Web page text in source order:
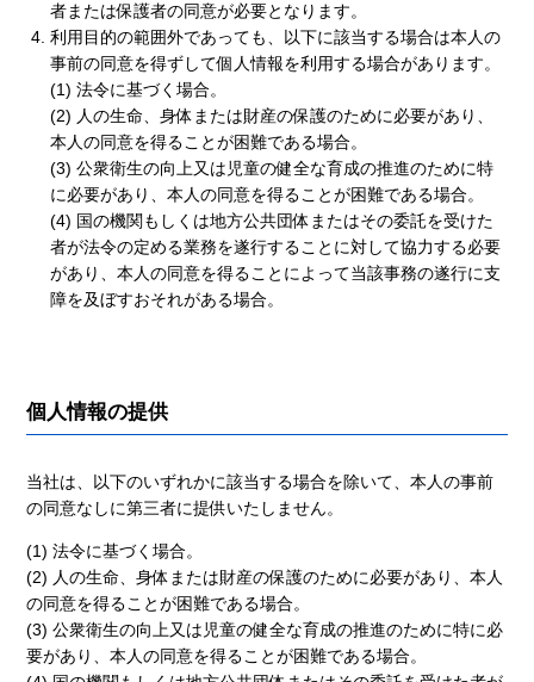
者または保護者の同意が必要となります。
利用目的の範囲外であっても、以下に該当する場合は本人の
事前の同意を得ずして個人情報を利用する場合があります。
(1) 法令に基づく場合。
(2) 人の生命、身体または財産の保護のために必要があり、
本人の同意を得ることが困難である場合。
(3) 公衆衛生の向上又は児童の健全な育成の推進のために特
に必要があり、本人の同意を得ることが困難である場合。
(4) 国の機関もしくは地方公共団体またはその委託を受けた
者が法令の定める業務を遂行することに対して協力する必要
があり、本人の同意を得ることによって当該事務の遂行に支
障を及ぼすおそれがある場合。
個人情報の提供
当社は、以下のいずれかに該当する場合を除いて、本人の事前
の同意なしに第三者に提供いたしません。
(1) 法令に基づく場合。
(2) 人の生命、身体または財産の保護のために必要があり、本人
の同意を得ることが困難である場合。
(3) 公衆衛生の向上又は児童の健全な育成の推進のために特に必
要があり、本人の同意を得ることが困難である場合。